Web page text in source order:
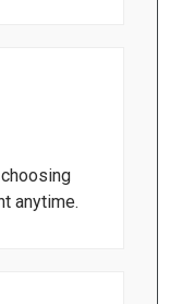
anytime.